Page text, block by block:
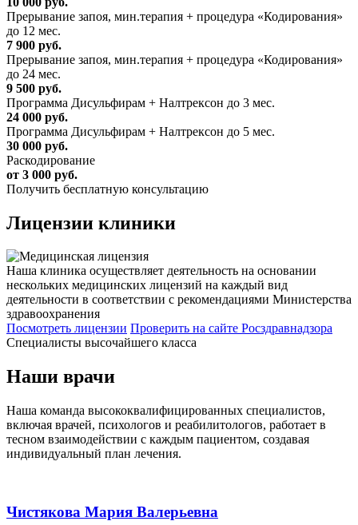
Прерывание запоя, мин.терапия + процедура «Кодирования»
до 12 мес.
7 900 руб.
Прерывание запоя, мин.терапия + процедура «Кодирования»
до 24 мес.
9 500 руб.
Программа Дисульфирам + Налтрексон до 3 мес.
24 000 руб.
Программа Дисульфирам + Налтрексон до 5 мес.
30 000 руб.
Раскодирование
от 3 000 руб.
Получить бесплатную консультацию
Лицензии клиники
Наша клиника осуществляет деятельность на основании
нескольких медицинских лицензий на каждый вид
деятельности в соответствии с рекомендациями Министерства
здравоохранения
Посмотреть лицензии Проверить на сайте Росздравнадзора
Специалисты высочайшего класса
Наши врачи
Наша команда высококвалифицированных специалистов,
включая врачей, психологов и реабилитологов, работает в
тесном взаимодействии с каждым пациентом, создавая
индивидуальный план лечения.
Чистякова Мария Валерьевна